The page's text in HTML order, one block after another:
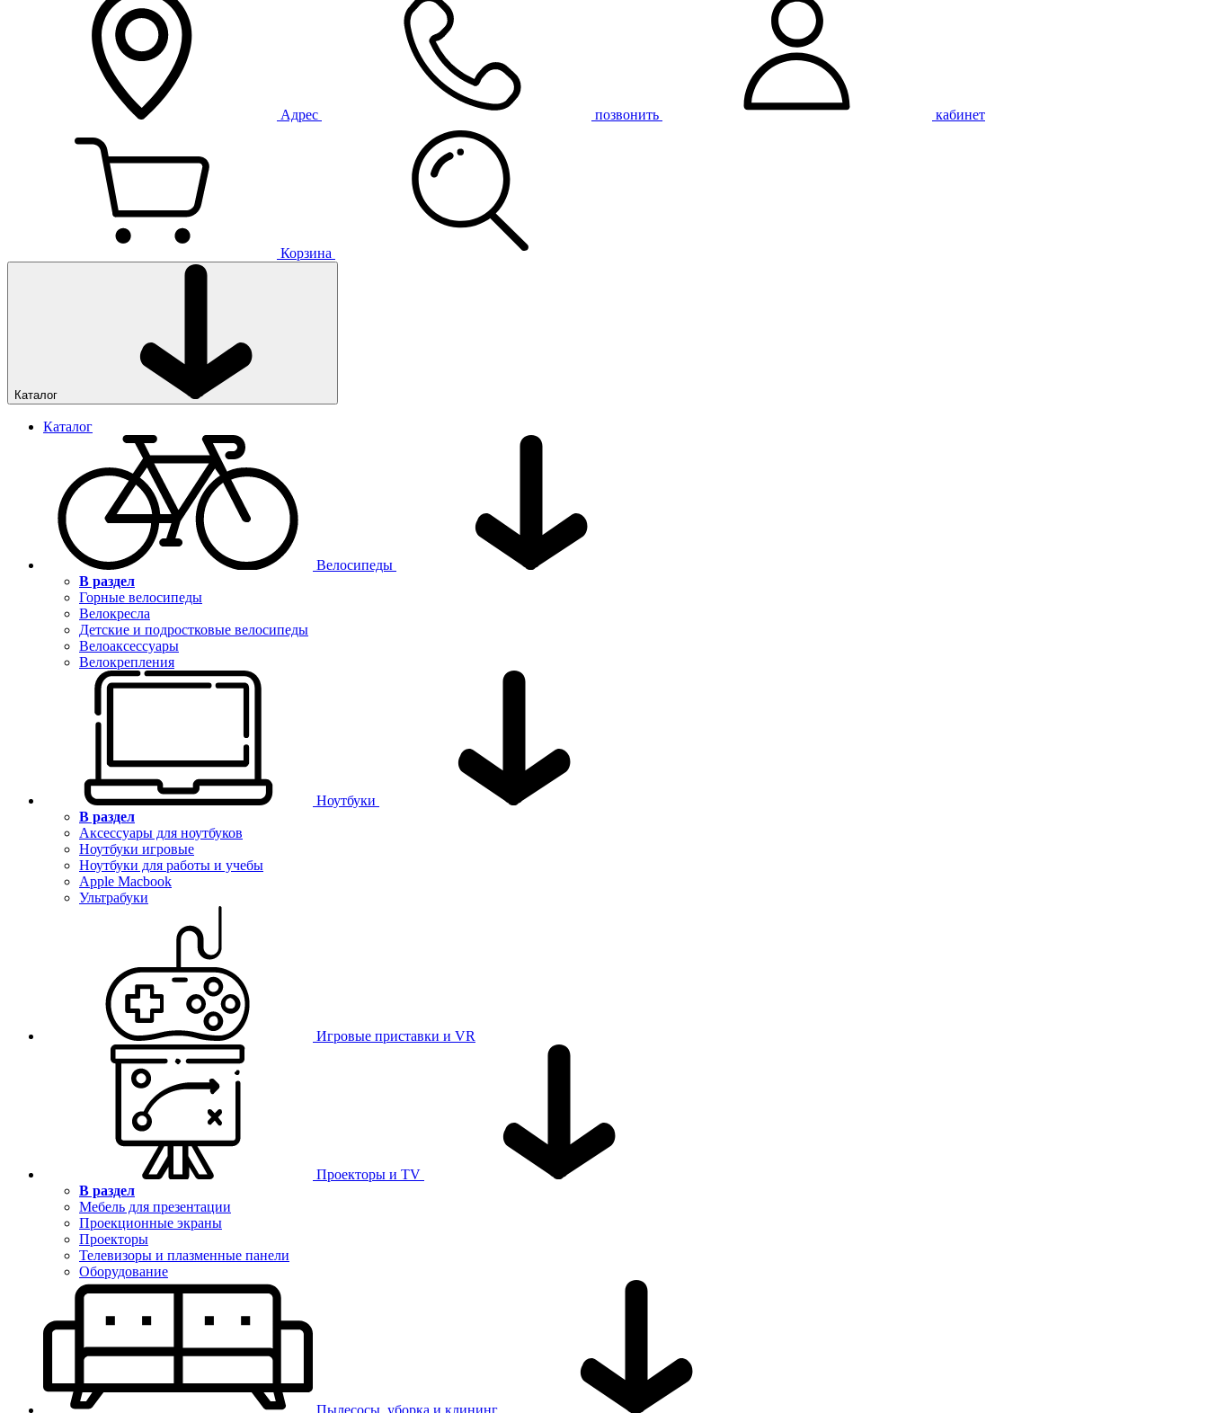
Адрес позвонить кабинет
Корзина
Каталог
Каталог
Велосипеды
В раздел
Горные велосипеды
Велокресла
Детские и подростковые велосипеды
Велоаксессуары
Велокрепления
Ноутбуки
В раздел
Аксессуары для ноутбуков
Ноутбуки игровые
Ноутбуки для работы и учебы
Apple Macbook
Ультрабуки
Игровые приставки и VR
Проекторы и TV
В раздел
Мебель для презентации
Проекционные экраны
Проекторы
Телевизоры и плазменные панели
Оборудование
Пылесосы, уборка и клининг